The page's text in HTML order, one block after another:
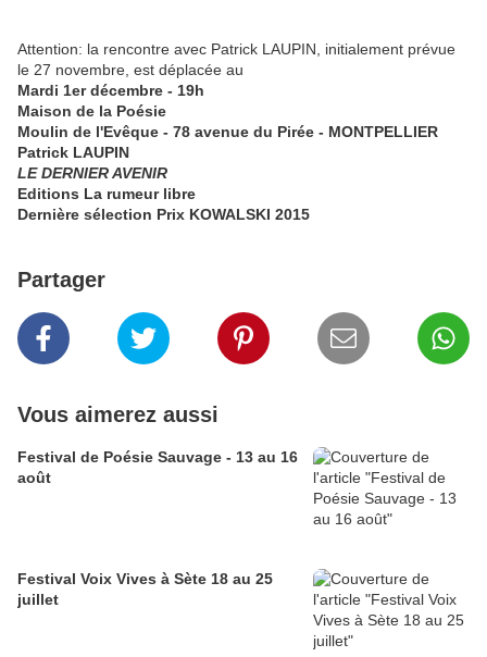
Attention: la rencontre avec Patrick LAUPIN, initialement prévue
le 27 novembre, est déplacée au
Mardi 1er décembre - 19h
Maison de la Poésie
Moulin de l'Evêque - 78 avenue du Pirée - MONTPELLIER
Patrick LAUPIN
LE DERNIER AVENIR
Editions La rumeur libre
Dernière sélection Prix KOWALSKI 2015
Partager
Vous aimerez aussi
Festival de Poésie Sauvage - 13 au 16
août
Festival Voix Vives à Sète 18 au 25
juillet